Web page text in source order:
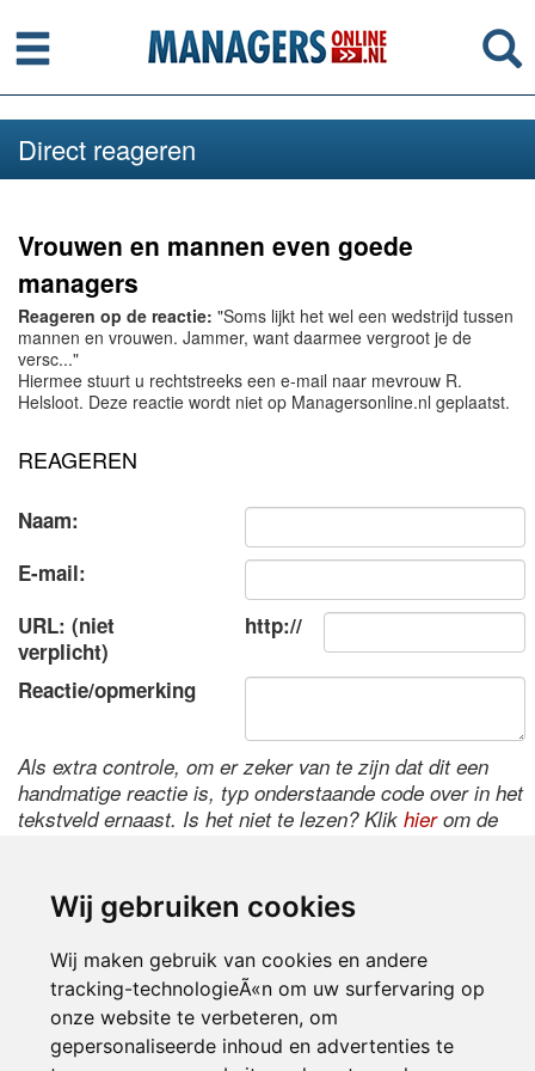
Wij gebruiken cookies
Wij maken gebruik van cookies en andere
tracking-technologieÃ«n om uw surfervaring op
onze website te verbeteren, om
gepersonaliseerde inhoud en advertenties te
Menu
Direct reageren
Vrouwen en mannen even goede
managers
Reageren op de reactie: "Soms lijkt het wel een wedstrijd tussen
mannen en vrouwen. Jammer, want daarmee vergroot je de
versc..."
Hiermee stuurt u rechtstreeks een e-mail naar mevrouw R.
Helsloot. Deze reactie wordt niet op Managersonline.nl geplaatst.
REAGEREN
Naam:
E-mail:
URL: (niet
verplicht)
http://
Reactie/opmerking
Als extra controle, om er zeker van te zijn dat dit een
handmatige reactie is, typ onderstaande code over in het
tekstveld ernaast. Is het niet te lezen? Klik hierom de